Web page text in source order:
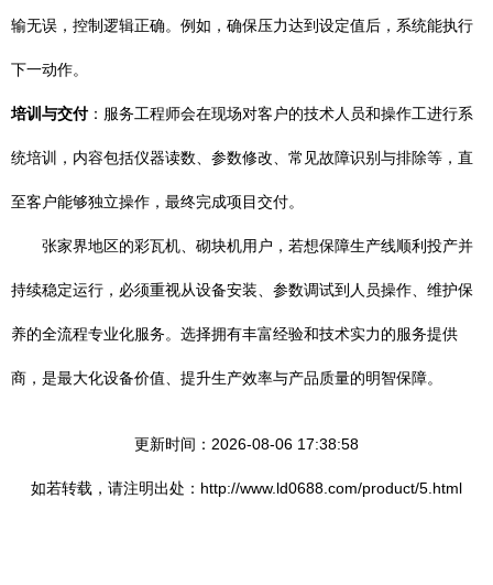
输无误，控制逻辑正确。例如，确保压力达到设定值后，系统能执行
下一动作。
培训与交付：服务工程师会在现场对客户的技术人员和操作工进行系
统培训，内容包括仪器读数、参数修改、常见故障识别与排除等，直
至客户能够独立操作，最终完成项目交付。
张家界地区的彩瓦机、砌块机用户，若想保障生产线顺利投产并
持续稳定运行，必须重视从设备安装、参数调试到人员操作、维护保
养的全流程专业化服务。选择拥有丰富经验和技术实力的服务提供
商，是最大化设备价值、提升生产效率与产品质量的明智保障。
更新时间：2026-08-06 17:38:58
如若转载，请注明出处：http://www.ld0688.com/product/5.html